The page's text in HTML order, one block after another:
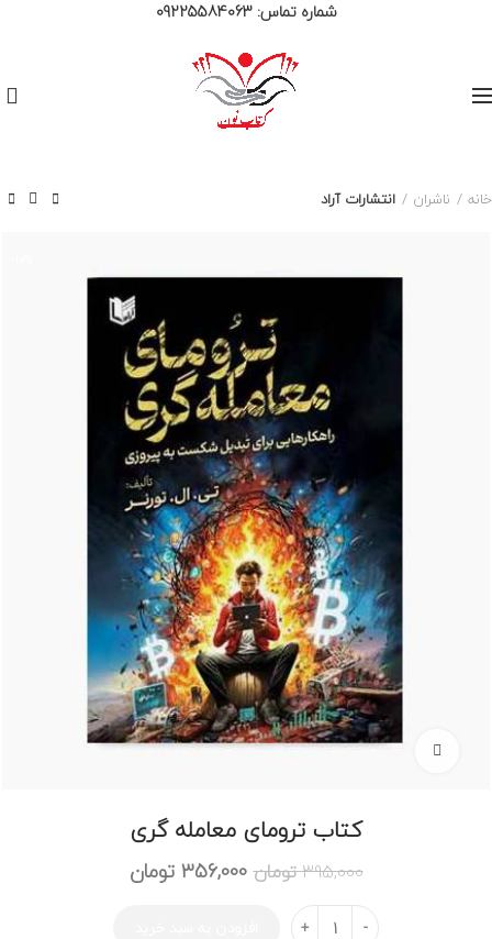
شماره تماس:09225584063
خانه ناشران انتشارات آراد
برای بزرگنمایی کلیک کنید
کتاب ترومای معامله گری
395,000تومانقیمت
356,000 تومان
تعداد